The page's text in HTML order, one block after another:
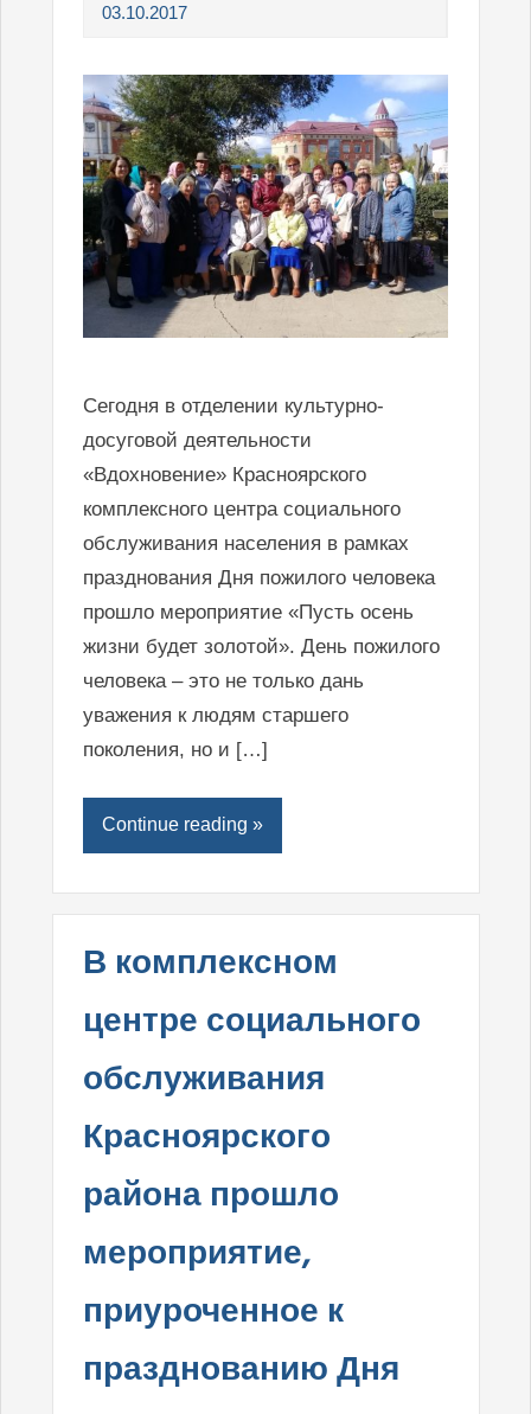
03.10.2017
Сегодня в отделении культурно-
досуговой деятельности
«Вдохновение» Красноярского
комплексного центра социального
обслуживания населения в рамках
празднования Дня пожилого человека
прошло мероприятие «Пусть осень
жизни будет золотой». День пожилого
человека – это не только дань
уважения к людям старшего
поколения, но и […]
Continue reading »
В комплексном
центре социального
обслуживания
Красноярского
района прошло
мероприятие,
приуроченное к
празднованию Дня